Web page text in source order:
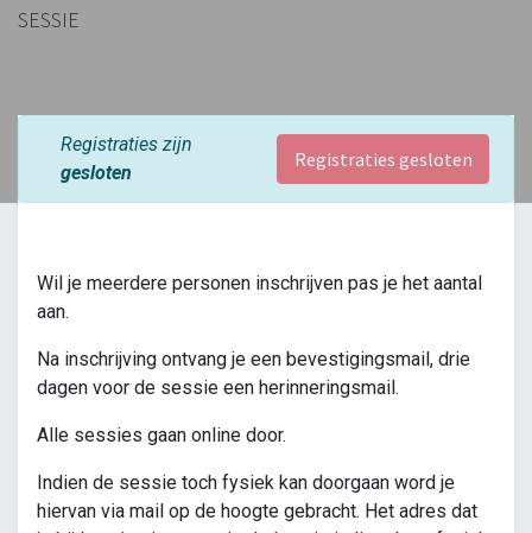
SESSIE
Registraties zijn
gesloten
Registraties gesloten
Wil je meerdere personen inschrijven pas je het aantal
aan.
Na inschrijving ontvang je een bevestigingsmail, drie
dagen voor de sessie een herinneringsmail.
Alle sessies gaan online door.
Indien de sessie toch fysiek kan doorgaan word je
hiervan via mail op de hoogte gebracht. Het adres dat